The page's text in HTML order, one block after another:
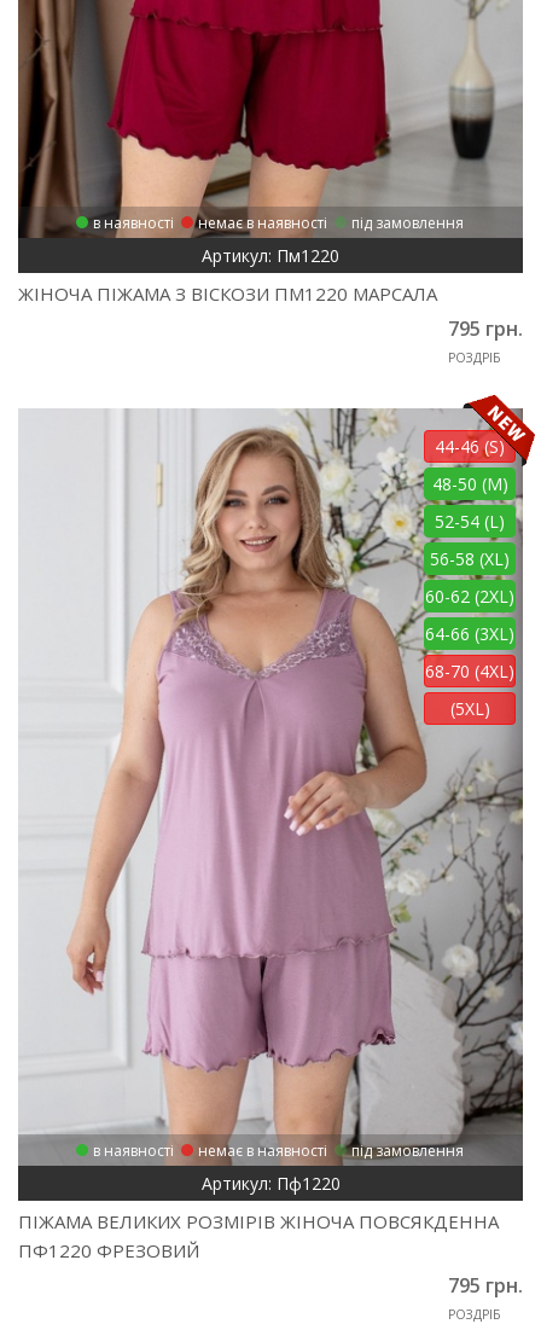
в наявності немає в наявності під замовлення
Артикул: Пм1220
ЖІНОЧА ПІЖАМА З ВІСКОЗИ ПМ1220 МАРСАЛА
795 грн.
РОЗДРІБ
44-46 (S)
48-50 (M)
52-54 (L)
56-58 (XL)
60-62 (2XL)
64-66 (3XL)
68-70 (4XL)
(5XL)
в наявності немає в наявності під замовлення
Артикул: Пф1220
ПІЖАМА ВЕЛИКИХ РОЗМІРІВ ЖІНОЧА ПОВСЯКДЕННА
ПФ1220 ФРЕЗОВИЙ
795 грн.
РОЗДРІБ